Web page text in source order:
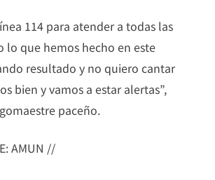
114 para atender a todas las
lo que hemos hecho en este
resultado y no quiero cantar
bien y vamos a estar alertas”,
paceño.
AMUN //